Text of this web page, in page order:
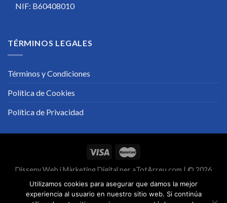
NIF: B60408010
TÉRMINOS LEGALES
Términos y Condiciones
Política de Cookies
Política de Privacidad
Disseny Web iMàrketing Digital per aTotArreu.com | © 2026
Utilizamos cookies para asegurar que damos la mejor
experiencia al usuario en nuestro sitio web. Si continúa